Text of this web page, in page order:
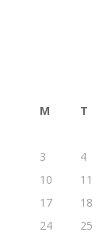
M T
3
4
10
11
17
18
24
25